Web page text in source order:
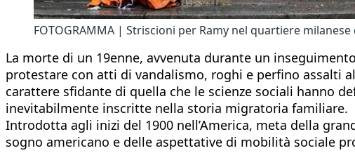
FOTOGRAMMA | Striscioni per Ramy nel quartiere
La morte di un 19enne, avvenuta durante un
protestare con atti di vandalismo, roghi e perfino assalti
carattere sfidante di quella che le scienze sociali hanno
inevitabilmente inscritte nella storia migratoria familiare.
Introdotta agli inizi del 1900 nell’America, meta della
sogno americano e delle aspettative di mobilità sociale